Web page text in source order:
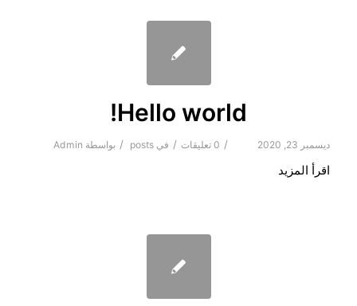
Hello world!
ديسمبر 23, 2020 / 0 تعليقات / فيposts
/ بواسطة Admin
اقرأ المزيد